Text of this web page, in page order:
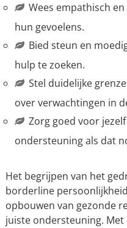
Wees empathisch
hun gevoelens.
Bied steun en
hulp te zoeken.
Stel duidelijke
over verwachtingen in
Zorg goed voor
ondersteuning als dat
Het begrijpen van het
borderline
opbouwen van gezonde
juiste ondersteuning. Met